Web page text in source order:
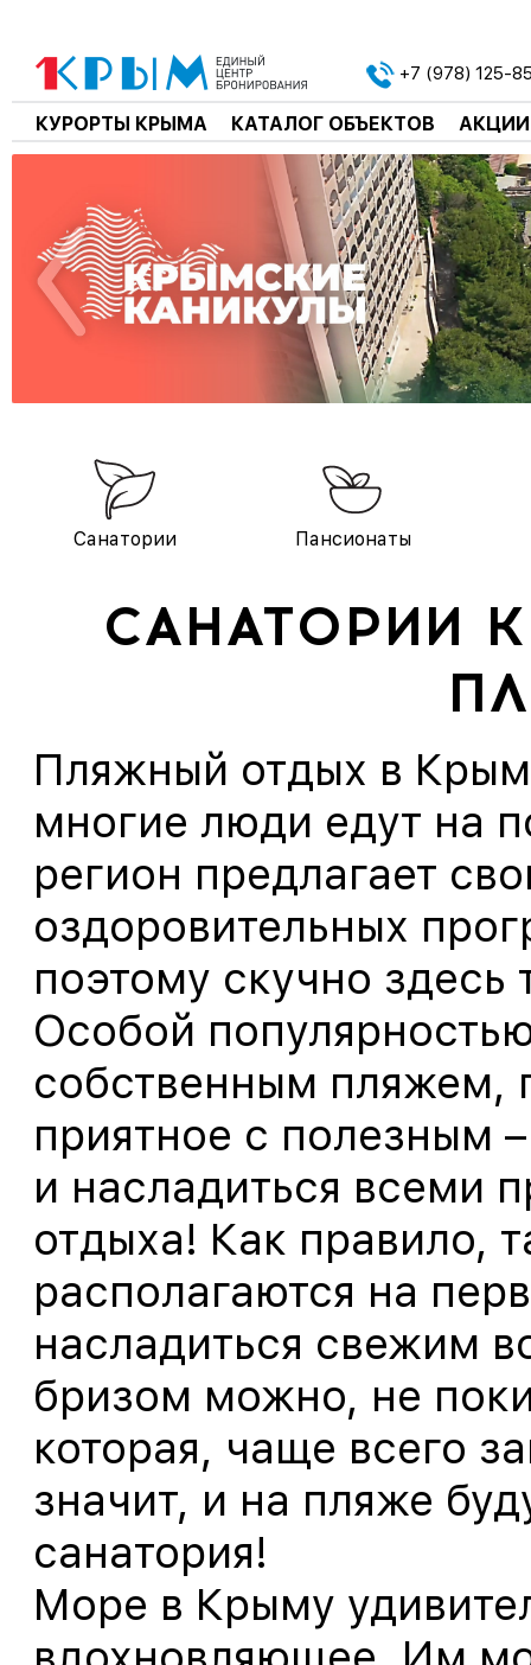
+7 (978) 125-
КУРОРТЫ КРЫМА КАТАЛОГ ОБЪЕКТОВ АКЦИИ
Санатории Пансионаты
САНАТОРИИ
Пляжный отдых в
многие люди едут на
регион предлагает
оздоровительных
поэтому скучно здесь
Особой
собственным пляжем,
приятное с полезным
и насладиться всеми
отдыха! Как правило,
располагаются на
насладиться свежим
бризом можно, не
которая, чаще всего
значит, и на пляже
санатория!
Море в Крыму